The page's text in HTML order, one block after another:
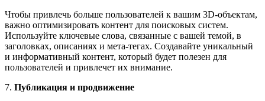
Чтобы привлечь больше пользователей к вашим 3D-объектам,
важно оптимизировать контент для поисковых систем.
Используйте ключевые слова, связанные с вашей темой, в
заголовках, описаниях и мета-тегах. Создавайте уникальный
и информативный контент, который будет полезен для
пользователей и привлечет их внимание.
7. Публикация и продвижение